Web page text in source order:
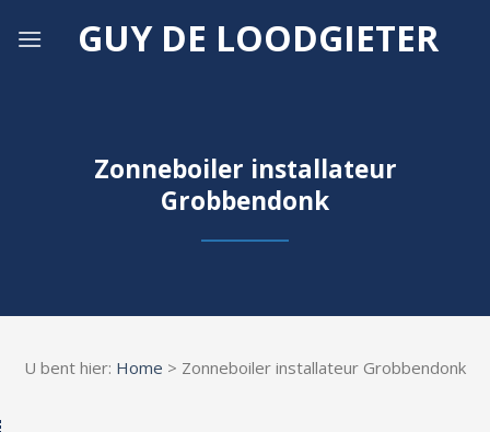
GUY DE LOODGIETER
Zonneboiler installateur
Grobbendonk
U bent hier: Home > Zonneboiler installateur Grobbendonk